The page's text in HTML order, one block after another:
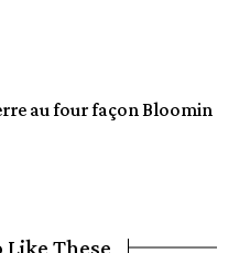
au four façon Bloomin